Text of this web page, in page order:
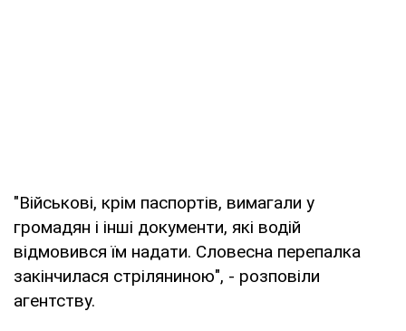
"Військові, крім паспортів, вимагали у
громадян і інші документи, які водій
відмовився їм надати. Словесна перепалка
закінчилася стріляниною", - розповіли
агентству.